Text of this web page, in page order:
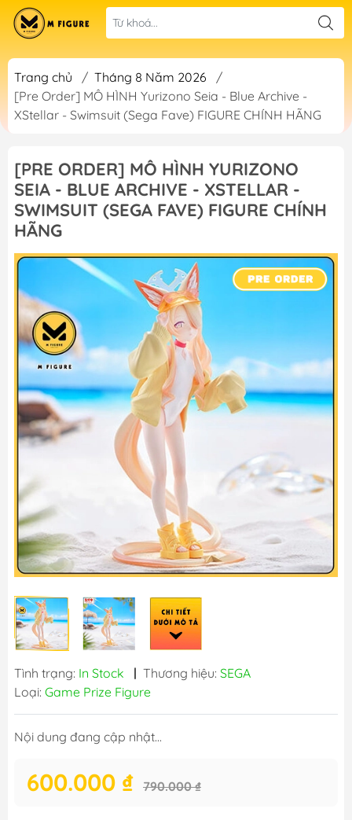
Trang chủ / Tháng 8 Năm 2026
/
[Pre Order] MÔ HÌNH Yurizono Seia - Blue Archive -
XStellar - Swimsuit (Sega Fave) FIGURE CHÍNH HÃNG
[PRE ORDER] MÔ HÌNH YURIZONO
SEIA - BLUE ARCHIVE - XSTELLAR -
SWIMSUIT (SEGA FAVE) FIGURE CHÍNH
HÃNG
Tình trạng: In Stock | Thương hiệu: SEGA
Loại: Game Prize Figure
Nội dung đang cập nhật...
600.000 ₫ 790.000 ₫